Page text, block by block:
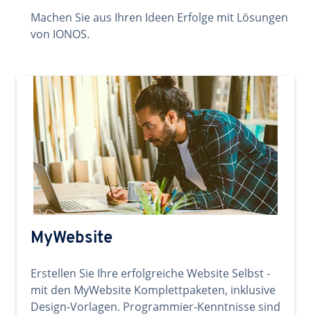
Machen Sie aus Ihren Ideen Erfolge mit Lösungen
von IONOS.
MyWebsite
Erstellen Sie Ihre erfolgreiche Website Selbst -
mit den MyWebsite Komplettpaketen, inklusive
Design-Vorlagen. Programmier-Kenntnisse sind